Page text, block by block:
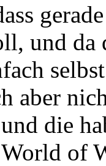
und da
aber
die
of